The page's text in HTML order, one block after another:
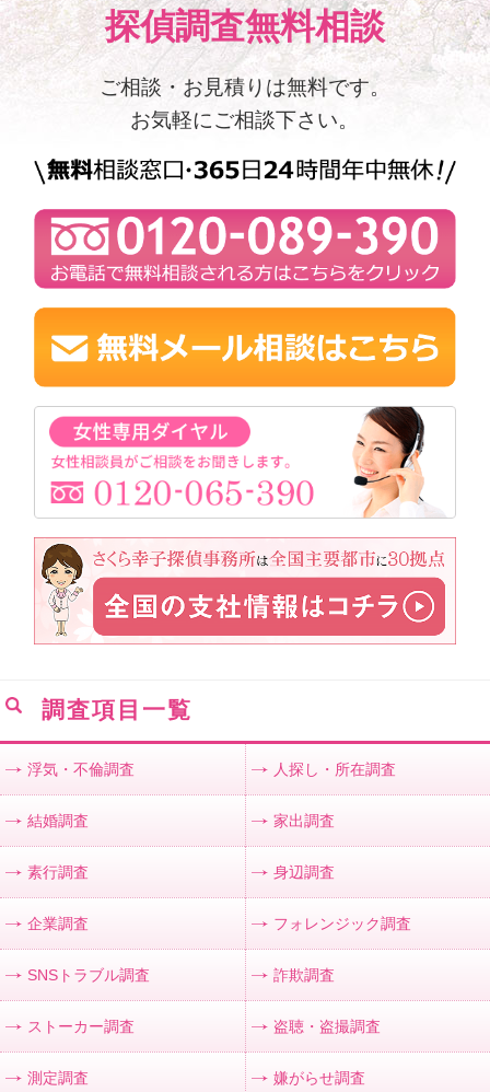
探偵調査無料相談
ご相談・お見積りは無料です。
お気軽にご相談下さい。
調査項目一覧
浮気・不倫調査 人探し・所在調査
結婚調査 家出調査
素行調査 身辺調査
企業調査 フォレンジック調査
SNSトラブル調査 詐欺調査
ストーカー調査 盗聴・盗撮調査
測定調査 嫌がらせ調査